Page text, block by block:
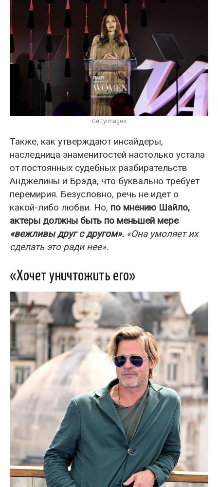
Gettyimages
Также, как утверждают инсайдеры,
наследница знаменитостей настолько устала
от постоянных судебных разбирательств
Анджелины и Брэда, что буквально требует
перемирия. Безусловно, речь не идет о
какой-либо любви. Но, по мнению Шайло,
актеры должны быть по меньшей мере
«вежливы друг с другом». «Она умоляет их
сделать это ради нее».
«Хочет уничтожить его»